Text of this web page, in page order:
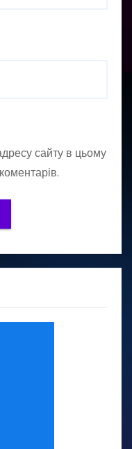
сайту в цьому